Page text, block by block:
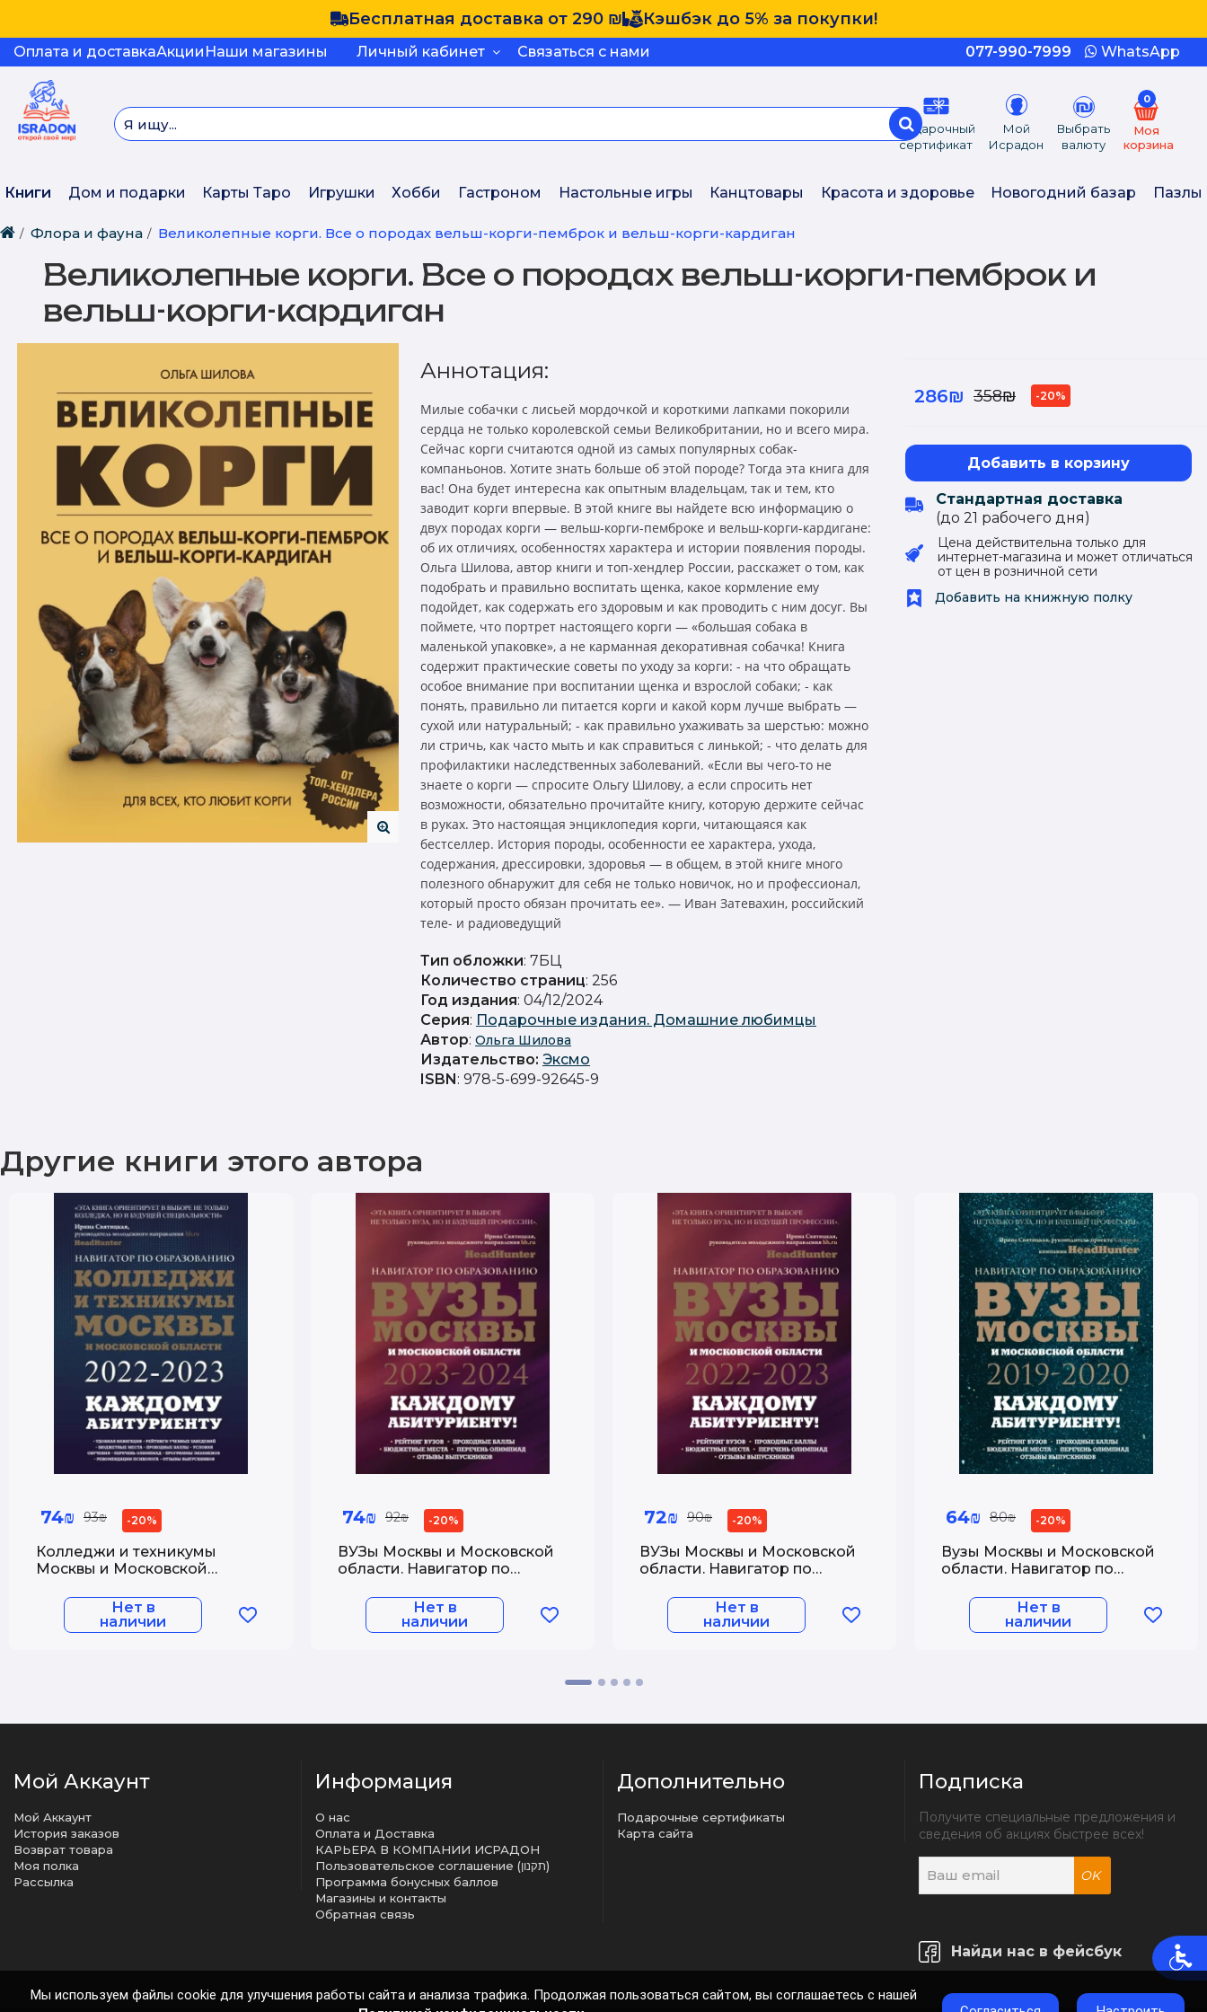
Бесплатная доставка от 290 ₪ Кэшбэк до 5% за покупки!
Оплата и доставкаАкции Наши магазины Личный кабинет Связаться с нами 077-990-7999 WhatsApp
Подарочный
сертификат
Мой
Исрадон
Выбрать
валюту
0
Моя
корзина
Книги Дом и подарки Карты Таро Игрушки Хобби Гастроном Настольные игры Канцтовары Красота и здоровье Новогодний базар Пазлы
Флора и фауна Великолепные корги. Все о породах вельш-корги-пемброк и вельш-корги-кардиган
Великолепные корги. Все о породах вельш-корги-пемброк и
вельш-корги-кардиган
Аннотация:
Милые собачки с лисьей мордочкой и короткими лапками покорили
сердца не только королевской семьи Великобритании, но и всего мира.
Сейчас корги считаются одной из самых популярных собак-
компаньонов. Хотите знать больше об этой породе? Тогда эта книга для
вас! Она будет интересна как опытным владельцам, так и тем, кто
заводит корги впервые. В этой книге вы найдете всю информацию о
двух породах корги — вельш-корги-пемброке и вельш-корги-кардигане:
об их отличиях, особенностях характера и истории появления породы.
Ольга Шилова, автор книги и топ-хендлер России, расскажет о том, как
подобрать и правильно воспитать щенка, какое кормление ему
подойдет, как содержать его здоровым и как проводить с ним досуг. Вы
поймете, что портрет настоящего корги — «большая собака в
маленькой упаковке», а не карманная декоративная собачка! Книга
содержит практические советы по уходу за корги: - на что обращать
особое внимание при воспитании щенка и взрослой собаки; - как
понять, правильно ли питается корги и какой корм лучше выбрать —
сухой или натуральный; - как правильно ухаживать за шерстью: можно
ли стричь, как часто мыть и как справиться с линькой; - что делать для
профилактики наследственных заболеваний. «Если вы чего-то не
знаете о корги — спросите Ольгу Шилову, а если спросить нет
возможности, обязательно прочитайте книгу, которую держите сейчас
в руках. Это настоящая энциклопедия корги, читающаяся как
бестселлер. История породы, особенности ее характера, ухода,
содержания, дрессировки, здоровья — в общем, в этой книге много
полезного обнаружит для себя не только новичок, но и профессионал,
который просто обязан прочитать ее». — Иван Затевахин, российский
теле- и радиоведущий
Тип обложки: 7БЦ
Количество страниц: 256
Год издания: 04/12/2024
Серия: Подарочные издания. Домашние любимцы
Автор: Ольга Шилова
Издательство: Эксмо
ISBN: 978-5-699-92645-9
286₪ 358₪ -20%
Добавить в корзину
Стандартная доставка
(до 21 рабочего дня)
Цена действительна только для
интернет-магазина и может отличаться
от цен в розничной сети
Добавить на книжную полку
Другие книги этого автора
74₪ 93₪ -20%
Колледжи и техникумы
Москвы и Московской
образованию 2022-2023
Нет в
наличии
74₪ 92₪ -20%
ВУЗы Москвы и Московской
области. Навигатор по
Нет в
наличии
72₪ 90₪ -20%
ВУЗы Москвы и Московской
области. Навигатор по
Нет в
наличии
64₪ 80₪ -20%
Вузы Москвы и Московской
области. Навигатор по
Нет в
наличии
Мой Аккаунт
Мой Аккаунт
История заказов
Возврат товара
Моя полка
Рассылка
Информация
О нас
Оплата и Доставка
КАРЬЕРА В КОМПАНИИ ИСРАДОН
Пользовательское соглашение (תקנון)
Программа бонусных баллов
Магазины и контакты
Обратная связь
Дополнительно
Подарочные сертификаты
Карта сайта
Подписка
Получите специальные предложения и
сведения об акциях быстрее всех!
OK
Найди нас в фейсбук
Мы используем файлы cookie для улучшения работы сайта и анализа трафика. Продолжая пользоваться сайтом, вы соглашаетесь с нашей